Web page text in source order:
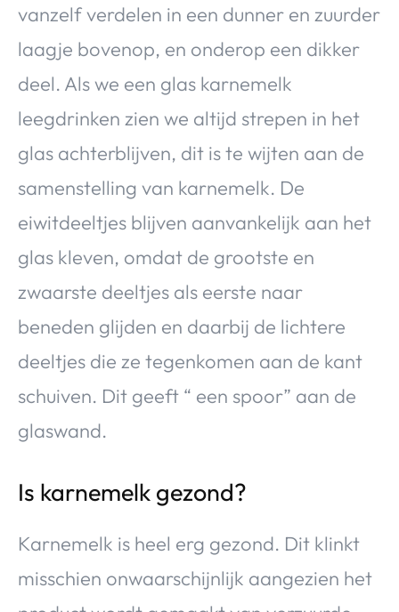
vanzelf verdelen in een dunner en zuurder
laagje bovenop, en onderop een dikker
deel. Als we een glas karnemelk
leegdrinken zien we altijd strepen in het
glas achterblijven, dit is te wijten aan de
samenstelling van karnemelk. De
eiwitdeeltjes blijven aanvankelijk aan het
glas kleven, omdat de grootste en
zwaarste deeltjes als eerste naar
beneden glijden en daarbij de lichtere
deeltjes die ze tegenkomen aan de kant
schuiven. Dit geeft “ een spoor” aan de
glaswand.
Is karnemelk gezond?
Karnemelk is heel erg gezond. Dit klinkt
misschien onwaarschijnlijk aangezien het